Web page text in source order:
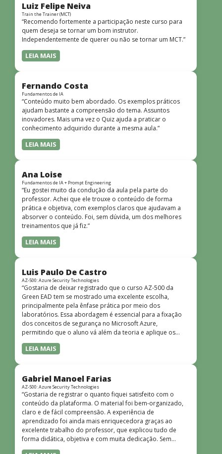
Luiz Felipe Neiva
Train the Trainer (MCT)
“Recomendo fortemente a participação neste curso para
quem deseja se tornar um bom instrutor.
Independentemente de querer ou não se tornar um MCT.”
LEIA MAIS
Fernando Costa
Fundamentos de IA
“Conteúdo muito bem abordado. Os exemplos práticos
ajudam bastante a compreensão do tema. Assuntos
inovadores. Mais uma vez o Quiz ajuda a praticar o
conhecimento adquirido durante a mesma aula.”
LEIA MAIS
Ana Loise
Fundamentos de IA + Prompt Engineering
“Eu gostei muito da condução da aula pela parte do
professor. Achei que ele trouxe o conteúdo de forma
prática e objetiva, com exemplos claros que ajudavam a
absorver o conteúdo. Foi, sem dúvida, um dos melhores
treinamentos que já fiz.”
LEIA MAIS
Luis Paulo De Castro
AZ-500: Azure Security Technologies
“Gostaria de deixar registrado que o curso AZ-500 da
Green EAD tem se mostrado uma excelente escolha,
principalmente pela ênfase prática por meio dos
laboratórios. Essa abordagem é essencial para a fixação
dos conceitos de segurança no Microsoft Azure,
permitindo que o aluno vá além da teoria e aplique os
conhecimentos em cenários reais e simulados. Outro
ponto muito positivo é a didática do curso. O conteúdo é
quem não tem uma bagagem técnica muito avançada.”
LEIA MAIS
Gabriel Manoel Farias
AZ-500: Azure Security Technologies
“Gostaria de registrar o quanto fiquei satisfeito com o
conteúdo da plataforma. O material foi bem-organizado,
claro e de fácil compreensão. A experiência de
aprendizado foi ainda mais enriquecedora graças ao
excelente trabalho do professor, que explicou tudo de
forma didática, objetiva e com muita dedicação. Sem
dúvida, foi uma jornada de muito aprendizado!”